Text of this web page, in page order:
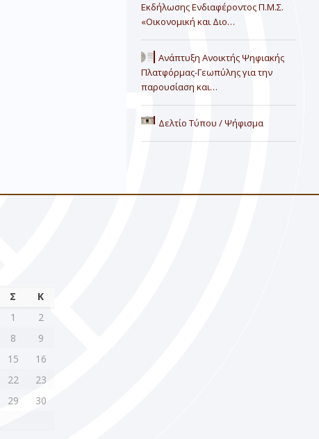
Εκδήλωσης Ενδιαφέροντος Π.Μ.Σ.
«Οικονομική και Διο…
Ανάπτυξη Ανοικτής Ψηφιακής
Πλατφόρμας-Γεωπύλης για την
παρουσίαση και…
Δελτίο Τύπου / Ψήφισμα
Σ
Κ
1
2
8
9
15
16
22
23
29
30